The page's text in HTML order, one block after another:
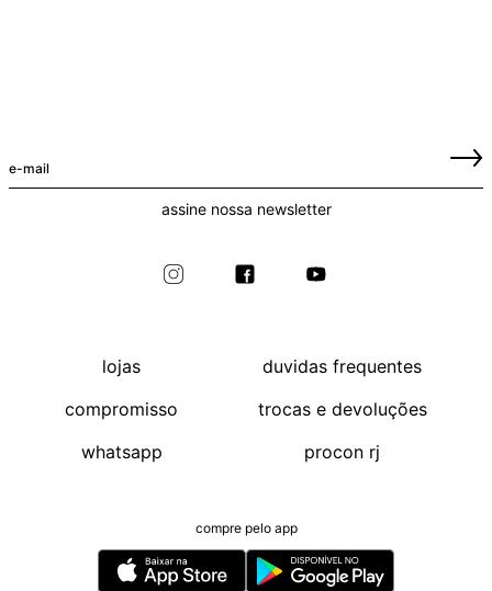
assine nossa newsletter
lojas
compromisso
whatsapp
duvidas frequentes
trocas e devoluções
procon rj
compre pelo app